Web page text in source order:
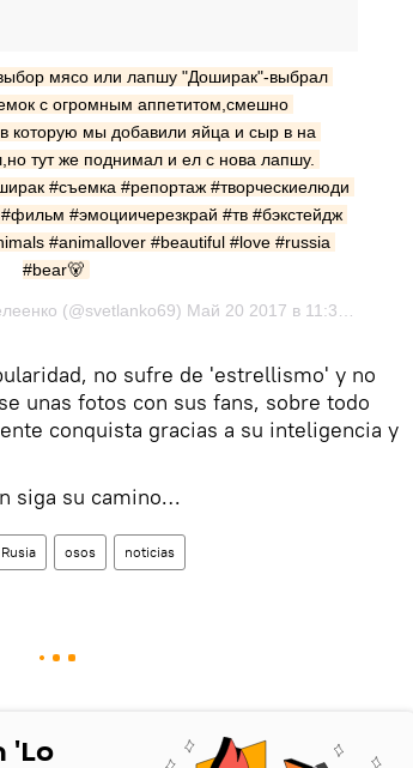
мясо или лапшу "Доширак"-выбрал
с огромным аппетитом,смешно
которую мы добавили яйца и сыр в на
тут же поднимал и ел с нова лапшу.
#съемка #репортаж #творческиелюди
#эмоциичерезкрай #тв #бэкстейдж
#animallover #beautiful #love #russia
#bear🐻
Публикация от Светлана Пантелеенко (@svetlanko69) Май 20 2017 в 11:38 PDT
no sufre de 'estrellismo' y no
unas fotos con sus fans, sobre todo
conquista gracias a su inteligencia y
siga su camino…
Rusia osos noticias
'Lo